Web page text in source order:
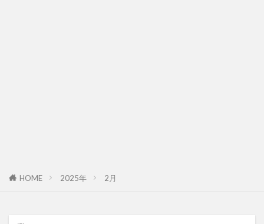
HOME 2025年 2月